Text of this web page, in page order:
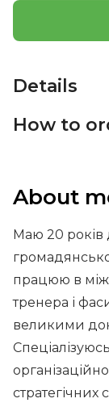
About
Маю 20 років
працюю в
тренера і
великими
стратегічних
Details
How to